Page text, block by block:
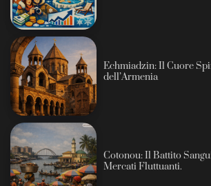
Echmiadzin: Il Cuore
dell’Armenia
Cotonou: Il Battito
Mercati Fluttuanti.